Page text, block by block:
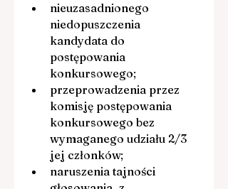
nieuzasadnionego
niedopuszczenia
kandydata do
postępowania
konkursowego;
przeprowadzenia przez
komisję postępowania
konkursowego bez
wymaganego udziału 2/3
jej członków;
naruszenia tajności